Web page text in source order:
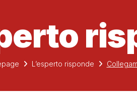
L’esperto risponde